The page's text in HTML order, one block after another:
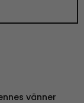
vänner